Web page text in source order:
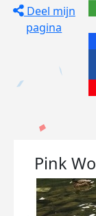
Deel mijn
pagina
Pink